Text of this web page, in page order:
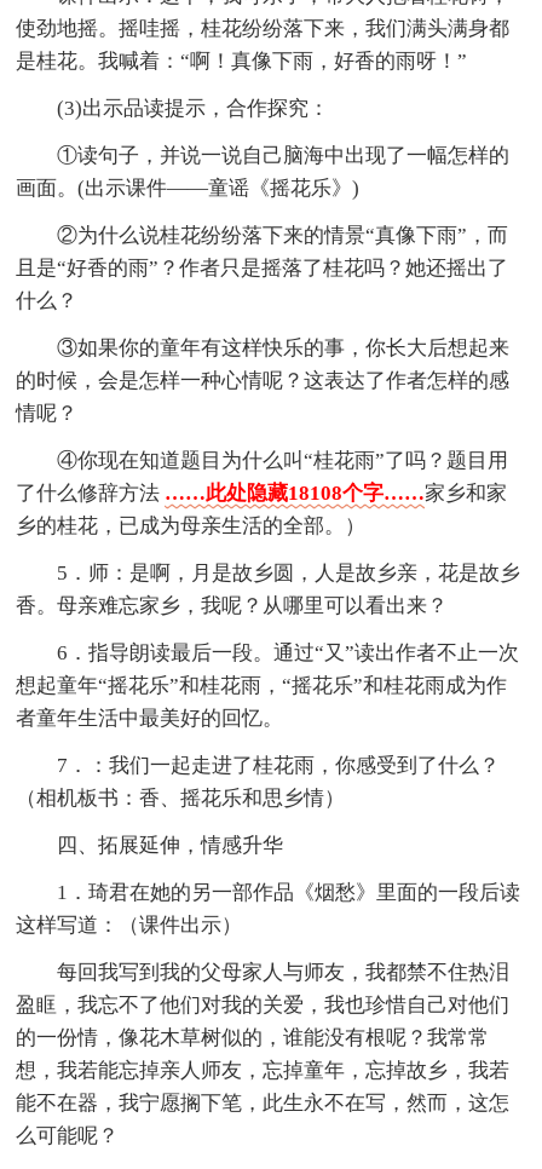
使劲地摇。摇哇摇，桂花纷纷落下来，我们满头满身都
是桂花。我喊着：“啊！真像下雨，好香的雨呀！”
(3)出示品读提示，合作探究：
①读句子，并说一说自己脑海中出现了一幅怎样的
画面。(出示课件——童谣《摇花乐》)
②为什么说桂花纷纷落下来的情景“真像下雨”，而
且是“好香的雨”？作者只是摇落了桂花吗？她还摇出了
什么？
③如果你的童年有这样快乐的事，你长大后想起来
的时候，会是怎样一种心情呢？这表达了作者怎样的感
情呢？
④你现在知道题目为什么叫“桂花雨”了吗？题目用
了什么修辞方法 ……此处隐藏18108个字……家乡和家
乡的桂花，已成为母亲生活的全部。）
5．师：是啊，月是故乡圆，人是故乡亲，花是故乡
香。母亲难忘家乡，我呢？从哪里可以看出来？
6．指导朗读最后一段。通过“又”读出作者不止一次
想起童年“摇花乐”和桂花雨，“摇花乐”和桂花雨成为作
者童年生活中最美好的回忆。
7．：我们一起走进了桂花雨，你感受到了什么？
（相机板书：香、摇花乐和思乡情）
四、拓展延伸，情感升华
1．琦君在她的另一部作品《烟愁》里面的一段后读
这样写道：（课件出示）
每回我写到我的父母家人与师友，我都禁不住热泪
盈眶，我忘不了他们对我的关爱，我也珍惜自己对他们
的一份情，像花木草树似的，谁能没有根呢？我常常
想，我若能忘掉亲人师友，忘掉童年，忘掉故乡，我若
能不在器，我宁愿搁下笔，此生永不在写，然而，这怎
么可能呢？